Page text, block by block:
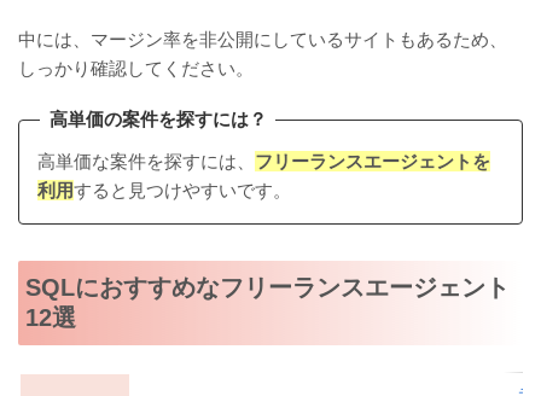
中には、マージン率を非公開にしているサイトもあるため、
しっかり確認してください。
高単価の案件を探すには？
高単価な案件を探すには、 フリーランスエージェントを
利用すると見つけやすいです。
SQLにおすすめなフリーランスエージェント
12選